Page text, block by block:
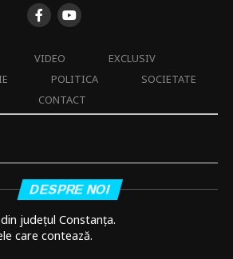
VIDEO
EXCLUSIV
POLITICA
SOCIETATE
CONTACT
DESPRE NOI
județul Constanța.
care contează.